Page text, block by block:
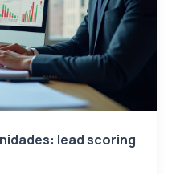
lead scoring